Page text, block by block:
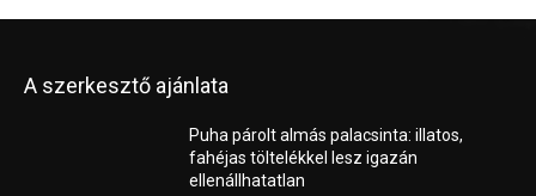
A szerkesztő ajánlata
Puha párolt almás palacsinta: illatos,
fahéjas töltelékkel lesz igazán
ellenállhatatlan